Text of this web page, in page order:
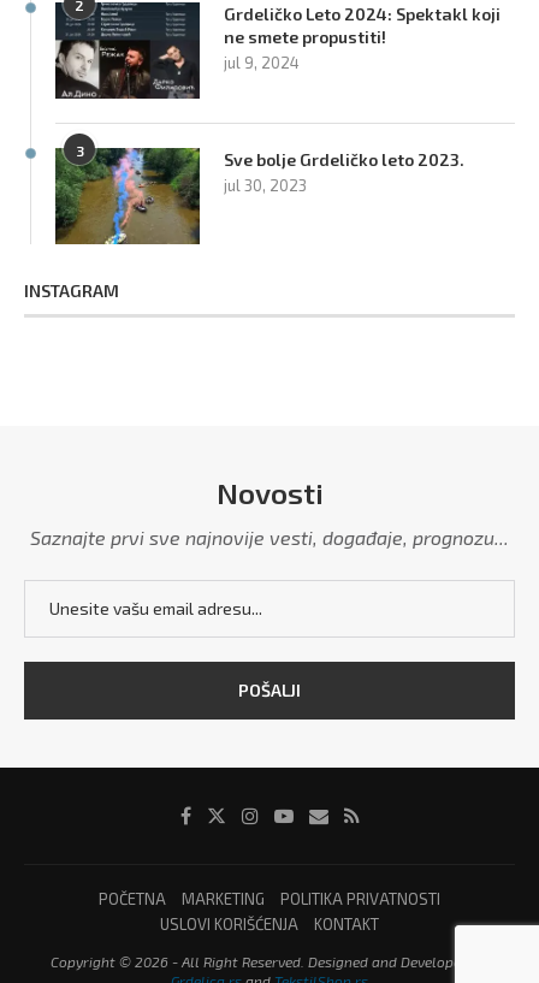
2
Grdeličko Leto 2024: Spektakl koji
ne smete propustiti!
jul 9, 2024
3 Sve bolje Grdeličko leto 2023.
jul 30, 2023
INSTAGRAM
Novosti
Saznajte prvi sve najnovije vesti, događaje, prognozu...
POČETNA MARKETING
POLITIKA PRIVATNOSTI
USLOVI KORIŠĆENJA
KONTAKT
Copyright © 2026 - All Right Reserved. Designed and Developed by